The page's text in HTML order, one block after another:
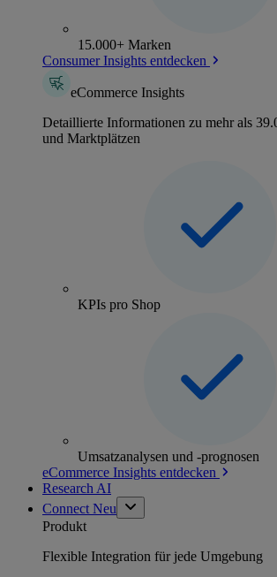
15.000+ Marken
Consumer Insights entdecken
eCommerce Insights
Detaillierte Informationen zu mehr als
und Marktplätzen
KPIs pro Shop
Umsatzanalysen und -prognosen
eCommerce Insights entdecken
Research AI
Connect Neu
Produkt
Flexible Integration für jede Umgebung